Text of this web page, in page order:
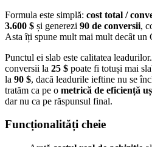
Formula este simplă: cost total /
3.600 $ și generezi 90 de conversii,
Asta îți spune mult mai mult decât un
Punctul ei slab este calitatea
conversii la 25 $ poate fi totuși mai
la 90 $, dacă leadurile ieftine nu se
tratăm ca pe o metrică de eficiență
dar nu ca pe răspunsul final.
Funcționalități cheie